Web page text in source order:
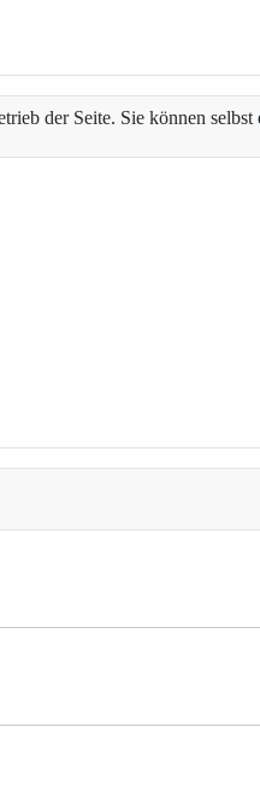
der Seite. Sie können